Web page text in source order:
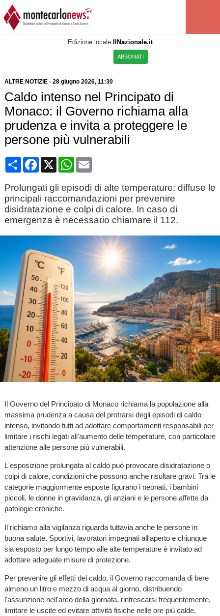
Edizione locale IlNazionale.it
ABBONATI
ALTRE NOTIZIE- 28 giugno 2026, 11:30
Caldo intenso nel Principato di
Monaco: il Governo richiama alla
prudenza e invita a proteggere le
persone più vulnerabili
CondividiFacebook
X WhatsApp
Email
Prolungati gli episodi di alte temperature: diffuse le
principali raccomandazioni per prevenire
disidratazione e colpi di calore. In caso di
emergenza è necessario chiamare il 112.
Il Governo del Principato di Monaco richiama la popolazione alla
massima prudenza a causa del protrarsi degli episodi di caldo
intenso, invitando tutti ad adottare comportamenti responsabili per
limitare i rischi legati all'aumento delle temperature, con particolare
attenzione alle persone più vulnerabili.
L'esposizione prolungata al caldo può provocare disidratazione o
colpi di calore, condizioni che possono anche risultare gravi. Tra le
categorie maggiormente esposte figurano i neonati, i bambini
piccoli, le donne in gravidanza, gli anziani e le persone affette da
patologie croniche.
Il richiamo alla vigilanza riguarda tuttavia anche le persone in
buona salute. Sportivi, lavoratori impegnati all'aperto e chiunque
sia esposto per lungo tempo alle alte temperature è invitato ad
adottare adeguate misure di protezione.
Per prevenire gli effetti del caldo, il Governo raccomanda di bere
almeno un litro e mezzo di acqua al giorno, distribuendo
l'assunzione nell'arco della giornata, rinfrescarsi frequentemente,
limitare le uscite ed evitare attività fisiche nelle ore più calde,